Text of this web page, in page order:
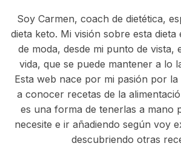
Soy Carmen, coach de dietética,
dieta keto. Mi visión sobre esta dieta
de moda, desde mi punto de vista,
vida, que se puede mantener a lo
Esta web nace por mi pasión por
a conocer recetas de la
es una forma de tenerlas a mano
necesite e ir añadiendo según voy
descubriendo otras